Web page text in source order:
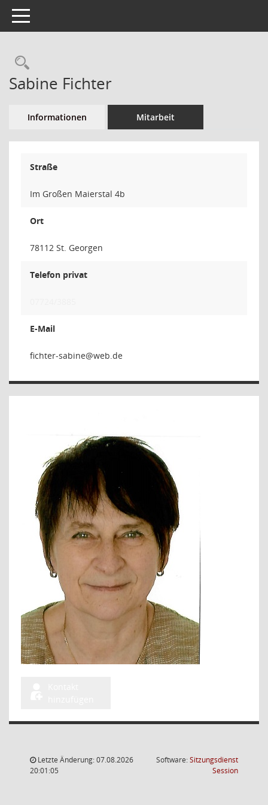
Toggle navigation
Rechercheauswahl
Sabine Fichter
Informationen Mitarbeit
Straße
Im Großen Maierstal 4b
Ort
78112 St. Georgen
Telefon privat
E-Mail
enibas-
Letzte Änderung: 07.08.2026
20:01:05
Software:Sitzungsdienst
Session(Wird in